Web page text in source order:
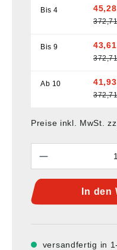
Bis4
Bis9
Ab 10
Preise inkl. MwSt.
In den
versandfertig in